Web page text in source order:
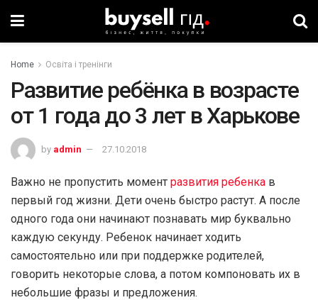
Home Освіта і тренінги
Развитие ребёнка в возрасте
от 1 года до 3 лет в Харькове
by admin 27.10.2018
Важно не пропустить момент развития ребенка в
первый год жизни. Дети очень быстро растут. А после
одного года они начинают познавать мир буквально
каждую секунду. Ребенок начинает ходить
самостоятельно или при поддержке родителей,
говорить некоторые слова, а потом компоновать их в
небольшие фразы и предложения.